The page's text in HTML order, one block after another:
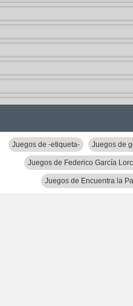
Juegos de -etiqueta- Juegos de
Juegos de Federico García
Juegos de Encuentra la